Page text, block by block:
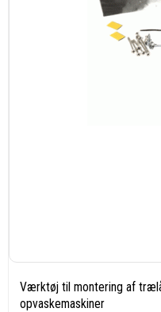
Værktøj til montering af
opvaskemaskiner